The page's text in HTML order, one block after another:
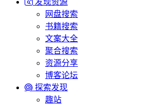
发现资源
网盘搜索
书籍搜索
文案大全
聚合搜索
资源分享
博客论坛
探索发现
趣站